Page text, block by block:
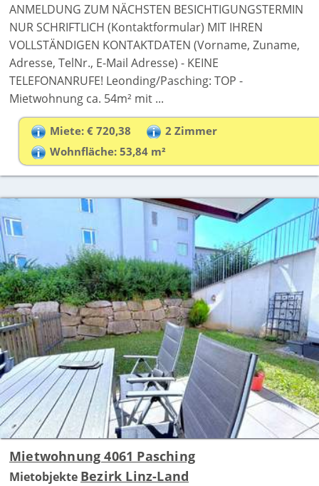
ANMELDUNG ZUM NÄCHSTEN BESICHTIGUNGSTERMIN
NUR SCHRIFTLICH (Kontaktformular) MIT IHREN
VOLLSTÄNDIGEN KONTAKTDATEN (Vorname, Zuname,
Adresse, TelNr., E-Mail Adresse) - KEINE
TELEFONANRUFE! Leonding/Pasching: TOP -
Mietwohnung ca. 54m² mit ...
Miete: € 720,38
2 Zimmer
Wohnfläche: 53,84 m²
Mietwohnung 4061 Pasching
Mietobjekte Bezirk Linz-Land